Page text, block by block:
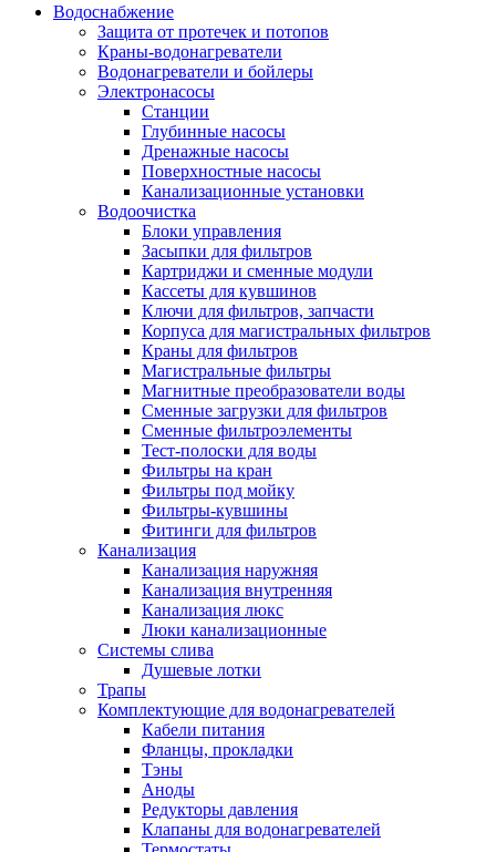
Строительные товары
Все для бани
Полезные статьи
Новости и Акции
Оплата и доставка
Сервис-центр
Адреса Сервис-центров
Условия возврата товара
Водоснабжение
Защита от протечек и потопов
Краны-водонагреватели
Водонагреватели и бойлеры
Электронасосы
Станции
Глубинные насосы
Дренажные насосы
Поверхностные насосы
Канализационные установки
Водоочистка
Блоки управления
Засыпки для фильтров
Картриджи и сменные модули
Кассеты для кувшинов
Ключи для фильтров, запчасти
Корпуса для магистральных фильтров
Краны для фильтров
Магистральные фильтры
Магнитные преобразователи воды
Сменные загрузки для фильтров
Сменные фильтроэлементы
Тест-полоски для воды
Фильтры на кран
Фильтры под мойку
Фильтры-кувшины
Фитинги для фильтров
Канализация
Канализация наружняя
Канализация внутренняя
Канализация люкс
Люки канализационные
Системы слива
Душевые лотки
Трапы
Комплектующие для водонагревателей
Кабели питания
Фланцы, прокладки
Тэны
Аноды
Редукторы давления
Клапаны для водонагревателей